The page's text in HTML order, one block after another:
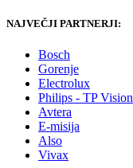
NAJVEČJI PARTNERJI:
Bosch
Gorenje
Electrolux
Philips - TP Vision
Avtera
E-misija
Also
Vivax